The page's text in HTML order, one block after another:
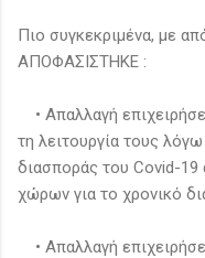
Πιο συγκεκριμένα, με
ΑΠΟΦΑΣΙΣΤΗΚΕ :
• Απαλλαγή
τη λειτουργία τους
διασποράς του Covid-
χώρων για το χρονικό
• Απαλλαγή